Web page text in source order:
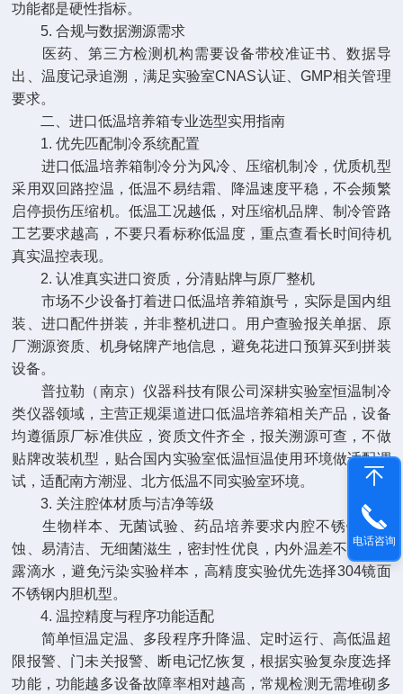
功能都是硬性指标。
5. 合规与数据溯源需求
医药、第三方检测机构需要设备带校准证书、数据导
出、温度记录追溯，满足实验室CNAS认证、GMP相关管理
要求。
二、进口低温培养箱专业选型实用指南
1. 优先匹配制冷系统配置
进口低温培养箱制冷分为风冷、压缩机制冷，优质机型
采用双回路控温，低温不易结霜、降温速度平稳，不会频繁
启停损伤压缩机。低温工况越低，对压缩机品牌、制冷管路
工艺要求越高，不要只看标称低温度，重点查看长时间待机
真实温控表现。
2. 认准真实进口资质，分清贴牌与原厂整机
市场不少设备打着进口低温培养箱旗号，实际是国内组
装、进口配件拼装，并非整机进口。用户查验报关单据、原
厂溯源资质、机身铭牌产地信息，避免花进口预算买到拼装
设备。
普拉勒（南京）仪器科技有限公司深耕实验室恒温制冷
类仪器领域，主营正规渠道进口低温培养箱相关产品，设备
均遵循原厂标准供应，资质文件齐全，报关溯源可查，不做
贴牌改装机型，贴合国内实验室低温恒温使用环境做适配调
试，适配南方潮湿、北方低温不同实验室环境。
3. 关注腔体材质与洁净等级
生物样本、无菌试验、药品培养要求内腔不锈钢耐腐
蚀、易清洁、无细菌滋生，密封性优良，内外温差不产生凝
露滴水，避免污染实验样本，高精度实验优先选择304镜面
不锈钢内胆机型。
4. 温控精度与程序功能适配
简单恒温定温、多段程序升降温、定时运行、高低温超
限报警、门未关报警、断电记忆恢复，根据实验复杂度选择
功能，功能越多设备故障率相对越高，常规检测无需堆砌多
电话咨询